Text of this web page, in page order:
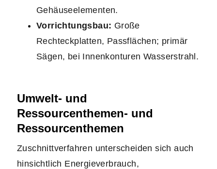
Gehäuseelementen.
Vorrichtungsbau: Große
Rechteckplatten, Passflächen; primär
Sägen, bei Innenkonturen Wasserstrahl.
Umwelt- und
Ressourcenthemen- und
Ressourcenthemen
Zuschnittverfahren unterscheiden sich auch
hinsichtlich Energieverbrauch,